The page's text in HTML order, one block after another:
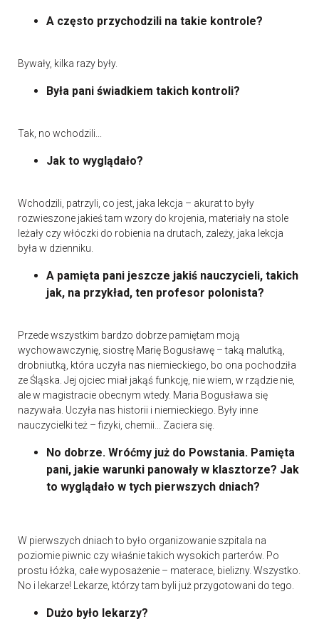
A często przychodzili na takie kontrole?
Bywały, kilka razy były.
Była pani świadkiem takich kontroli?
Tak, no wchodzili...
Jak to wyglądało?
Wchodzili, patrzyli, co jest, jaka lekcja – akurat to były
rozwieszone jakieś tam wzory do krojenia, materiały na stole
leżały czy włóczki do robienia na drutach, zależy, jaka lekcja
była w dzienniku.
A pamięta pani jeszcze jakiś nauczycieli, takich
jak, na przykład, ten profesor polonista?
Przede wszystkim bardzo dobrze pamiętam moją
wychowawczynię, siostrę Marię Bogusławę – taką malutką,
drobniutką, która uczyła nas niemieckiego, bo ona pochodziła
ze Śląska. Jej ojciec miał jakąś funkcję, nie wiem, w rządzie nie,
ale w magistracie obecnym wtedy. Maria Bogusława się
nazywała. Uczyła nas historii i niemieckiego. Były inne
nauczycielki też – fizyki, chemii... Zaciera się.
No dobrze. Wróćmy już do Powstania. Pamięta
pani, jakie warunki panowały w klasztorze? Jak
to wyglądało w tych pierwszych dniach?
W pierwszych dniach to było organizowanie szpitala na
poziomie piwnic czy właśnie takich wysokich parterów. Po
prostu łóżka, całe wyposażenie – materace, bielizny. Wszystko.
No i lekarze! Lekarze, którzy tam byli już przygotowani do tego.
Dużo było lekarzy?